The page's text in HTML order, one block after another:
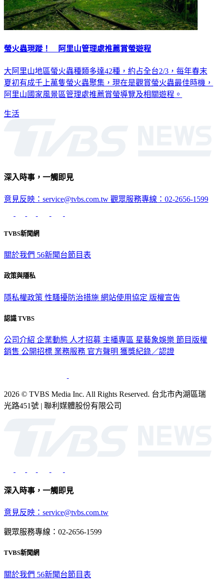
螢火蟲現蹤！ 阿里山管理處推薦賞螢遊程
大阿里山地區螢火蟲種類多達42種，約占全台2/3，每年春末
夏初有成千上萬隻螢火蟲聚集，現在是觀賞螢火蟲最佳時機，
阿里山國家風景區管理處推薦賞螢導覽及相關遊程。
生活
深入時事，一觸即見
意見反映：service@tvbs.com.tw 觀眾服務專線：02-2656-1599
TVBS新聞網
關於我們 56新聞台節目表
政策與隱私
隱私權政策 性騷擾防治措施 網站使用協定 版權宣告
認識 TVBS
公司介紹 企業動態 人才招募 主播專區 星藝象娛樂 節目版權
銷售 公開招標 業務服務 官方聲明 獲獎紀錄／認證
2026 © TVBS Media Inc. All Rights Reserved. 台北市內湖區瑞
光路451號 | 聯利媒體股份有限公司
深入時事，一觸即見
意見反映：service@tvbs.com.tw
觀眾服務專線：02-2656-1599
TVBS新聞網
關於我們 56新聞台節目表